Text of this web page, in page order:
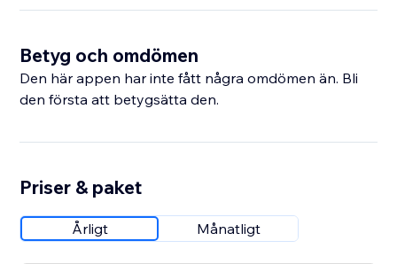
Betyg och omdömen
Den här appen har inte fått några omdömen än. Bli
den första att betygsätta den.
Priser & paket
Årligt Månatligt